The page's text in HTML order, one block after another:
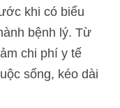
khi có biểu
bệnh lý. Từ
chi phí y tế
sống, kéo dài